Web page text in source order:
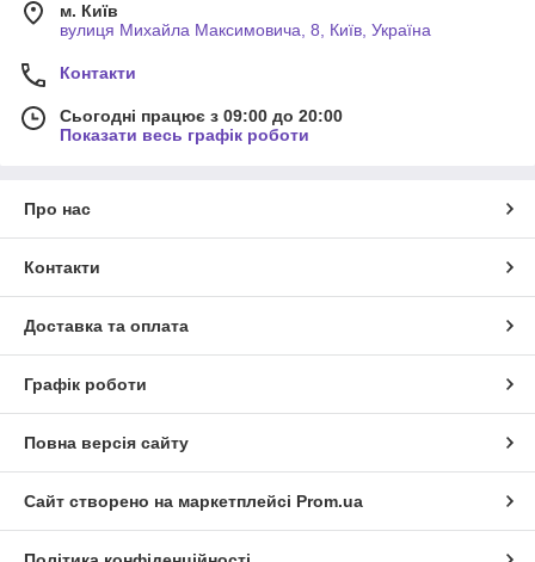
м. Київ
вулиця Михайла Максимовича, 8, Київ, Україна
Контакти
Сьогодні працює з 09:00 до 20:00
Показати весь графік роботи
Про нас
Контакти
Доставка та оплата
Графік роботи
Повна версія сайту
Сайт створено на маркетплейсі Prom.ua